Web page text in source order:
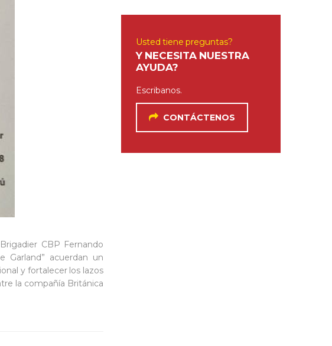
CBP Fernando
Garland” acuerdan un
y fortalecer los lazos
la compañía Británica
Usted tiene preguntas?
Y NECESITA NUESTRA
AYUDA?
Escribanos.
CONTÁCTENOS